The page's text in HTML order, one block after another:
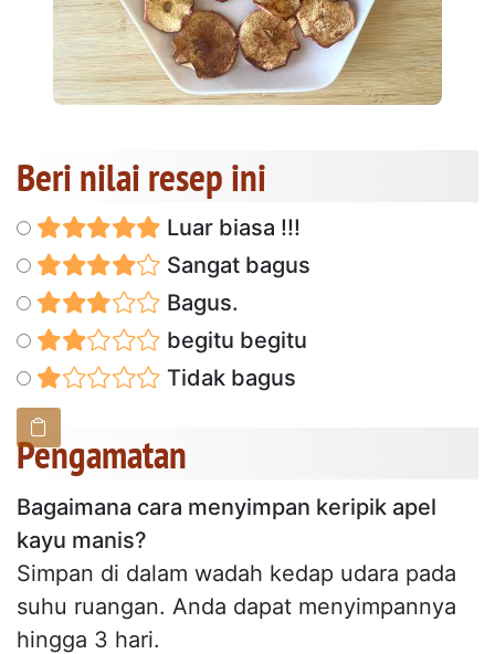
Beri nilai resep ini
Luar biasa !!!
Sangat bagus
Bagus.
begitu begitu
Tidak bagus
Pengamatan
Bagaimana cara menyimpan keripik apel
kayu manis?
Simpan di dalam wadah kedap udara pada
suhu ruangan. Anda dapat menyimpannya
hingga 3 hari.